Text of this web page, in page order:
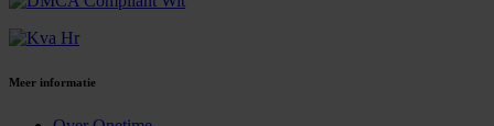
Meer informatie